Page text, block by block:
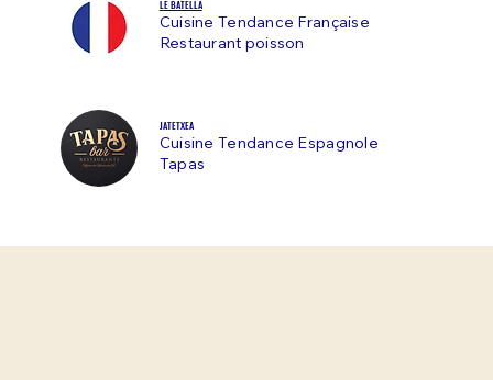
LE BATELLA
Cuisine Tendance Française
Restaurant poisson
JATETXEA
Cuisine Tendance Espagnole
Tapas